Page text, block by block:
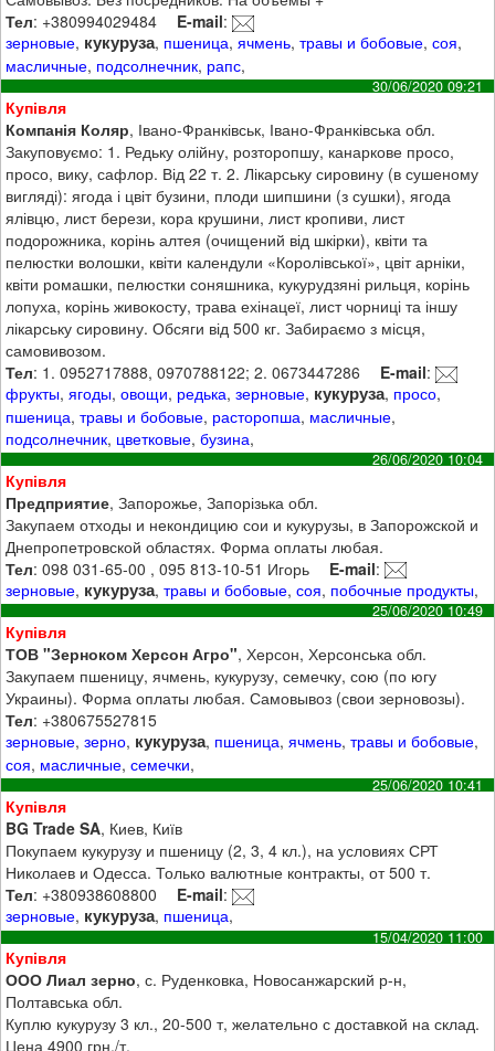
Тел: +380994029484 E-mail:
зерновые, кукуруза, пшеница,ячмень,травы и бобовые,соя,
масличные, подсолнечник, рапс,
30/06/2020 09:21
Купівля
Компанія Коляр, Івано-Франківськ, Івано-Франківська обл.
Закуповуємо: 1. Редьку олійну, розторопшу, канаркове просо,
просо, вику, сафлор. Від 22 т. 2. Лікарську сировину (в сушеному
вигляді): ягода і цвіт бузини, плоди шипшини (з сушки), ягода
ялівцю, лист берези, кора крушини, лист кропиви, лист
подорожника, корінь алтея (очищений від шкірки), квіти та
пелюстки волошки, квіти календули «Королівської», цвіт арніки,
квіти ромашки, пелюстки соняшника, кукурудзяні рильця, корінь
лопуха, корінь живокосту, трава ехінацеї, лист чорниці та іншу
лікарську сировину. Обсяги від 500 кг. Забираємо з місця,
самовивозом.
Тел: 1. 0952717888, 0970788122; 2. 0673447286 E-mail:
фрукты,ягоды,овощи, редька,зерновые, кукуруза, просо,
пшеница,травы и бобовые, расторопша, масличные,
подсолнечник, цветковые,бузина,
26/06/2020 10:04
Купівля
Предприятие, Запорожье, Запорізька обл.
Закупаем отходы и некондицию сои и кукурузы, в Запорожской и
Днепропетровской областях. Форма оплаты любая.
Тел: 098 031-65-00 ‬, 095 813-10-51 Игорь E-mail:
зерновые, кукуруза,травы и бобовые,соя, побочные продукты,
25/06/2020 10:49
Купівля
ТОВ "Зерноком Херсон Агро", Херсон, Херсонська обл.
Закупаем пшеницу, ячмень, кукурузу, семечку, сою (по югу
Украины). Форма оплаты любая. Самовывоз (свои зерновозы).
Тел: +380675527815
зерновые,зерно, кукуруза, пшеница,ячмень,травы и бобовые,
соя, масличные,семечки,
25/06/2020 10:41
Купівля
BG Trade SA, Киев, Київ
Покупаем кукурузу и пшеницу (2, 3, 4 кл.), на условиях СРТ
Николаев и Одесса. Только валютные контракты, от 500 т.
Тел: +380938608800 E-mail:
зерновые, кукуруза, пшеница,
15/04/2020 11:00
Купівля
ООО Лиал зерно, с. Руденковка, Новосанжарский р-н,
Полтавська обл.
Куплю кукурузу 3 кл., 20-500 т, желательно с доставкой на склад.
Цена 4900 грн./т.